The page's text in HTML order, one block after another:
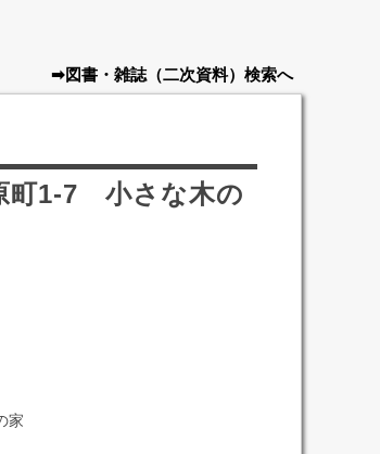
➡図書・雑誌（二次資料） 検索へ
町1-7 小さな木の
家